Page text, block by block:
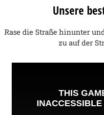
Unsere
Rase die Straße hinunter
zu auf der